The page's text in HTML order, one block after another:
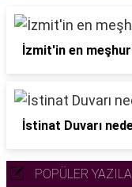
İzmit'in en
İstinat Duvarı
POPÜLER